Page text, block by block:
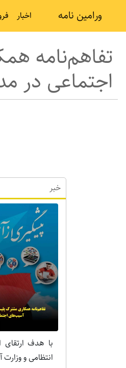
ورامین نامه اخبار
تفاهم‌نامه
اجتماعی در
خبر
با هدف
انتظامی و